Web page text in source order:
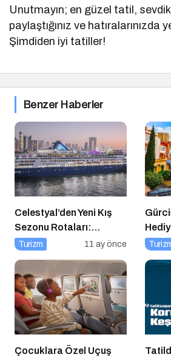
Unutmayın; en güzel tatil,
paylaştığınız ve hatıralarınızda
Şimdiden iyi tatiller!
Benzer Haberler
Celestyal’den Yeni Kış
Sezonu Rotaları:
Atina’dan Cidde’ye
Turizm 11 ay önce
Çocuklara Özel Uçuş